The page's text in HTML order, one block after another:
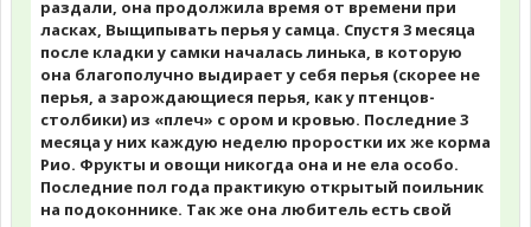
раздали, она продолжила время от времени при
ласках, Выщипывать перья у самца. Спустя 3 месяца
после кладки у самки началась линька, в которую
она благополучно выдирает у себя перья (скорее не
перья, а зарождающиеся перья, как у птенцов-
столбики) из «плеч» с ором и кровью. Последние 3
месяца у них каждую неделю проростки их же корма
Рио. Фрукты и овощи никогда она и не ела особо.
Последние пол года практикую открытый поильник
на подоконнике. Так же она любитель есть свой